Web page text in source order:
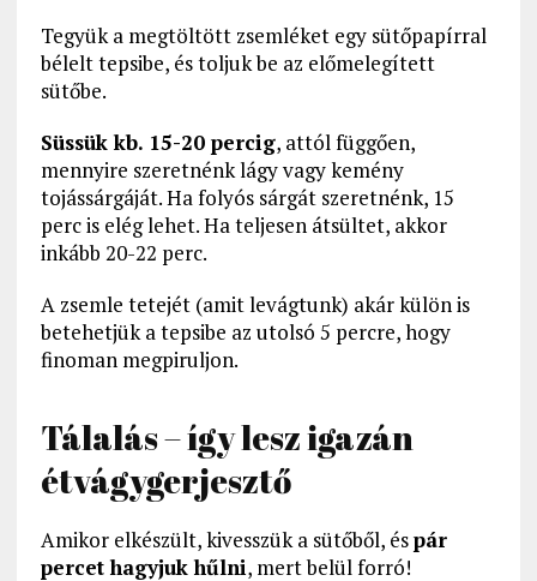
Tegyük a megtöltött zsemléket egy sütőpapírral
bélelt tepsibe, és toljuk be az előmelegített
sütőbe.
Süssük kb. 15-20 percig, attól függően,
mennyire szeretnénk lágy vagy kemény
tojássárgáját. Ha folyós sárgát szeretnénk, 15
perc is elég lehet. Ha teljesen átsültet, akkor
inkább 20-22 perc.
A zsemle tetejét (amit levágtunk) akár külön is
betehetjük a tepsibe az utolsó 5 percre, hogy
finoman megpiruljon.
Tálalás – így lesz igazán
étvágygerjesztő
Amikor elkészült, kivesszük a sütőből, éspár
percet hagyjuk hűlni, mert belül forró!